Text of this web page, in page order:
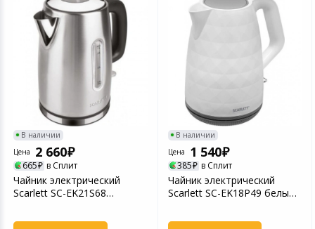
В наличии
Цена
2 660
665 в Сплит
Чайник электрический
Scarlett SC-EK21S68
В наличии
Цена
1 540
385 в Сплит
Чайник электрический
Scarlett SC-EK18P49 белый/